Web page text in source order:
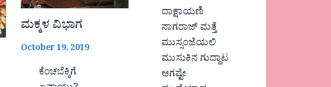
ಮಕ್ಕಳ ವಿಭಾಗ
October 19, 2019
ಕೆಂಚಬೆಕ್ಕಿಗೆ
ದಾಕ್ಷಾಯಣಿ
ನಾಗರಾಜ್ ಮತ್ತೆ
ಮುಸ್ಸಂಜೆಯಲಿ
ಮುಸುಕಿನ ಗುದ್ದಾಟ
ಆಗಷ್ಟೇ